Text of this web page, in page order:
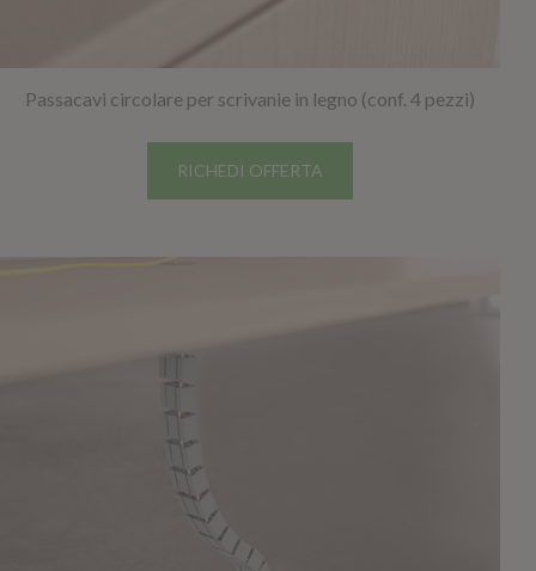
Passacavi circolare per scrivanie in legno (conf. 4 pezzi)
RICHEDI OFFERTA